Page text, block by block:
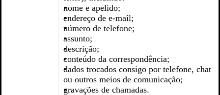
nome e apelido;
endereço de e-mail;
número de telefone;
assunto;
descrição;
conteúdo da correspondência;
dados trocados consigo por telefone, chat
ou outros meios de comunicação;
gravações de chamadas.